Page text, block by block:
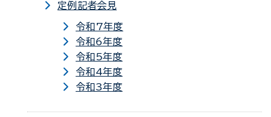
定例記者会見
令和7年度
令和6年度
令和5年度
令和4年度
令和3年度